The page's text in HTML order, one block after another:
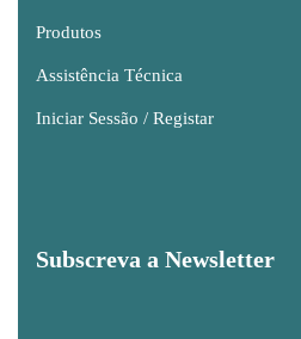
Produtos
Assistência Técnica
Iniciar Sessão / Registar
Subscreva a Newsletter